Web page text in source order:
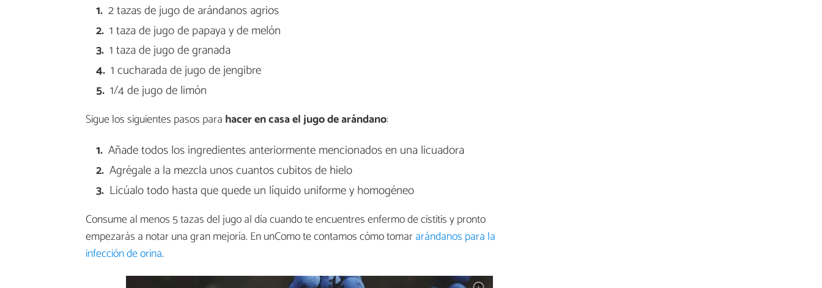
2 tazas de jugo de arándanos agrios
1 taza de jugo de papaya y de melón
1 taza de jugo de granada
1 cucharada de jugo de jengibre
1/4 de jugo de limón
Sigue los siguientes pasos para hacer en casa el jugo de arándano:
Añade todos los ingredientes anteriormente mencionados en una licuadora
Agrégale a la mezcla unos cuantos cubitos de hielo
Licúalo todo hasta que quede un líquido uniforme y homogéneo
Consume al menos 5 tazas del jugo al día cuando te encuentres enfermo de cistitis y pronto
empezarás a notar una gran mejoría. En unComo te contamos cómo tomararándanos para la
infección de orina.